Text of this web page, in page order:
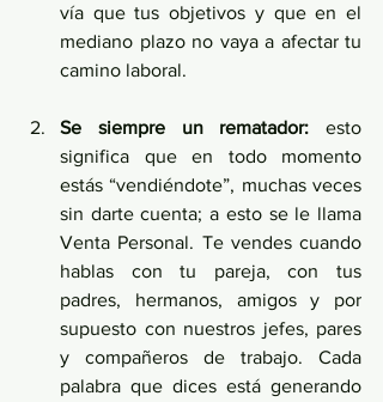
vía que tus objetivos y que en el
mediano plazo no vaya a afectar tu
camino laboral.
Se siempre un rematador: esto
significa que en todo momento
estás “vendiéndote”, muchas veces
sin darte cuenta; a esto se le llama
Venta Personal. Te vendes cuando
hablas con tu pareja, con tus
padres, hermanos, amigos y por
supuesto con nuestros jefes, pares
y compañeros de trabajo. Cada
palabra que dices está generando